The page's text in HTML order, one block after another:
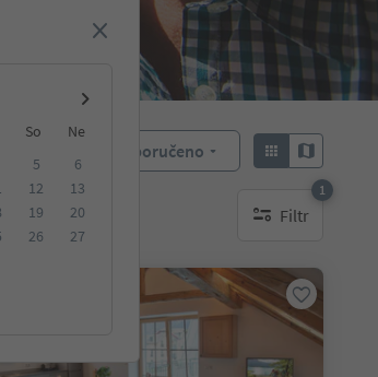
So
Ne
5
6
12
13
19
20
26
27
Doporučeno
Filtr
1
1 aktywny filtr